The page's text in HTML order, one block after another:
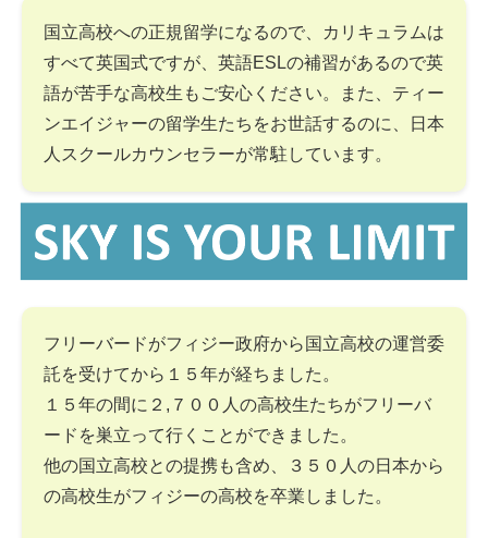
国立高校への正規留学になるので、カリキュラムは
すべて英国式ですが、英語ESLの補習があるので英
語が苦手な高校生もご安心ください。また、ティー
ンエイジャーの留学生たちをお世話するのに、日本
人スクールカウンセラーが常駐しています。
フリーバードがフィジー政府から国立高校の運営委
託を受けてから１５年が経ちました。
１５年の間に２,７００人の高校生たちがフリーバ
ードを巣立って行くことができました。
他の国立高校との提携も含め、３５０人の日本から
の高校生がフィジーの高校を卒業しました。